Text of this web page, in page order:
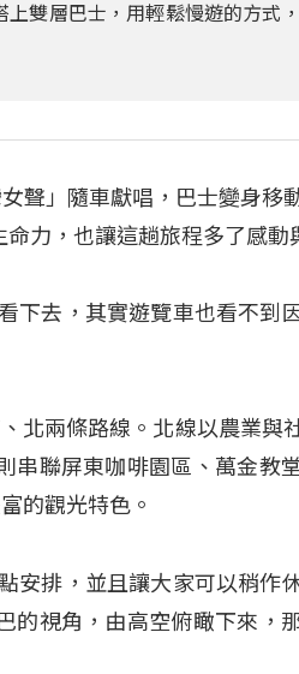
雙層巴士，用輕鬆慢遊的方式
聲」隨車獻唱，巴士變身移
力，也讓這趟旅程多了感動
下去，其實遊覽車也看不到
北兩條路線。北線以農業與
串聯屏東咖啡園區、萬金教
的觀光特色。
安排，並且讓大家可以稍作
的視角，由高空俯瞰下來，